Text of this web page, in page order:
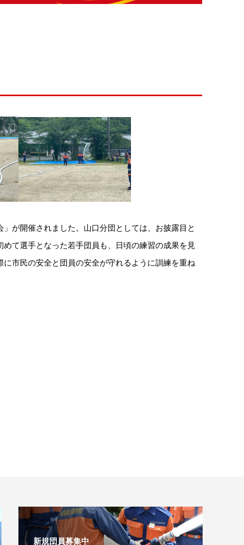
が開催されました。山口分団としては、お披露目と
て選手となった若手団員も、日頃の練習の成果を見
市民の安全と団員の安全が守れるように訓練を重ね
新規団員募集中